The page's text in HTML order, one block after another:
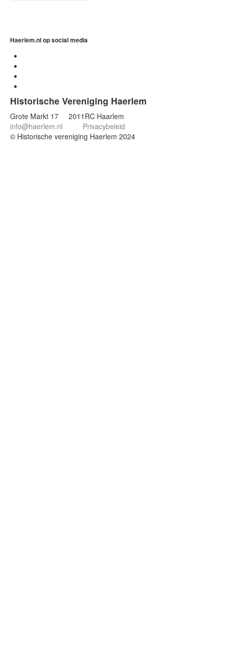
Haerlem.nl op social media
Historische Vereniging Haerlem
Grote Markt 17 2011RC Haarlem
info@haerlem.nl
Privacybeleid
© Historische vereniging Haerlem 2024